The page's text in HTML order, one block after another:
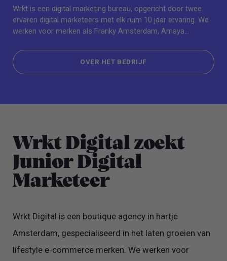
Wrkt is een digital marketing bureau, opgericht door twee
ervaren digital marketeers met elk ruim 10 jaar ervaring. We
werken voor merken als Franky Amsterdam, Amaya
vele e-commerce merken geholpen om flink te groeien en
werken vaak jaren samen met onze klanten. Ons team is
klein, waardoor je als stagiair(e) meteen veel
OVER HET BEDRIJF
Wrkt Digital zoekt
Junior Digital
Marketeer
Wrkt Digital is een boutique agency in hartje
Amsterdam, gespecialiseerd in het laten groeien van
lifestyle e-commerce merken. We werken voor